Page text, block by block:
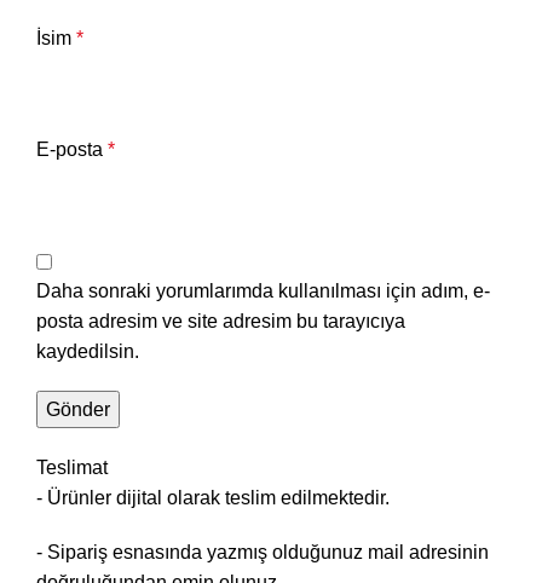
İsim *
E-posta *
Daha sonraki yorumlarımda kullanılması için adım, e-
posta adresim ve site adresim bu tarayıcıya
kaydedilsin.
Teslimat
- Ürünler dijital olarak teslim edilmektedir.
- Sipariş esnasında yazmış olduğunuz mail adresinin